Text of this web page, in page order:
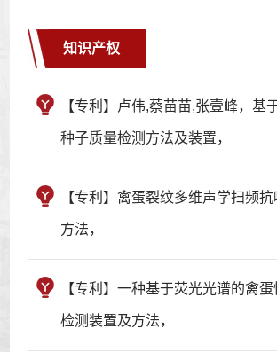
知识产权
【专利】卢伟,蔡苗苗,张壹峰，基
种子质量检测方法及装置，
【专利】禽蛋裂纹多维声学扫频
方法，
【专利】一种基于荧光光谱的禽
检测装置及方法，